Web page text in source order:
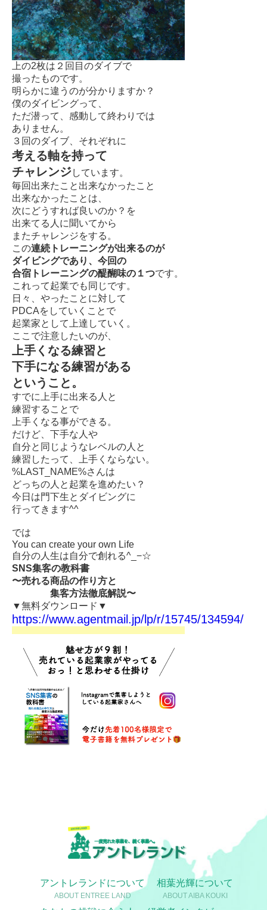
上の2枚は２回目のダイブで
撮ったものです。
明らかに違うのが分かりますか？
僕のダイビングって、
ただ潜って、感動して終わりでは
ありません。
３回のダイブ、それぞれに
考える軸を持って
チャレンジしています。
毎回出来たこと出来なかったこと
出来なかったことは、
次にどうすれば良いのか？を
出来てる人に聞いてから
またチャレンジをする。
この連続トレーニングが出来るのが
ダイビングであり、今回の
合宿トレーニングの醍醐味の１つです。
これって起業でも同じです。
日々、やったことに対して
PDCAをしていくことで
起業家として上達していく。
ここで注意したいのが、
上手くなる練習と
下手になる練習がある
ということ。
すでに上手に出来る人と
練習することで
上手くなる事ができる。
だけど、下手な人や
自分と同じようなレベルの人と
練習したって、上手くならない。
%LAST_NAME%さんは
どっちの人と起業を進めたい？
今日は門下生とダイビングに
行ってきます^^
では
You can create your own Life
自分の人生は自分で創れる^_−☆
SNS集客の教科書
〜売れる商品の作り方と
集客方法徹底解説〜
▼無料ダウンロード▼
https://www.agentmail.jp/lp/r/15745/134594/
アントレランドについて
ABOUT ENTREE LAND
相葉光輝について
ABOUT AIBA KOUKI